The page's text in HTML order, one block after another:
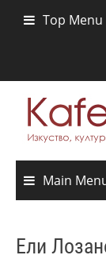
Top Menu
Main
Ели